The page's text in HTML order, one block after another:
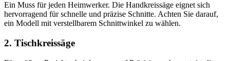
Ein Muss für jeden Heimwerker. Die Handkreissäge eignet sich
hervorragend für schnelle und präzise Schnitte. Achten Sie darauf,
ein Modell mit verstellbarem Schnittwinkel zu wählen.
2. Tischkreissäge